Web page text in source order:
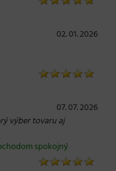
02. 01. 2026
07. 07. 2026
výber tovaru aj
spokojný